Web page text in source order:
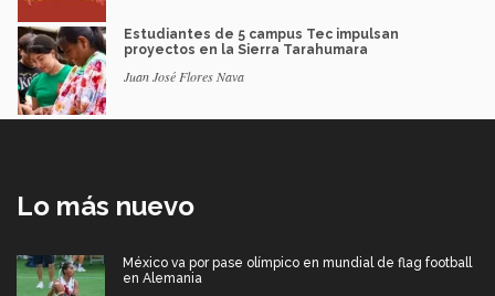
Estudiantes de 5 campus Tec impulsan
proyectos en la Sierra Tarahumara
Juan José Flores Nava
Lo más nuevo
México va por pase olímpico en mundial de flag football
en Alemania